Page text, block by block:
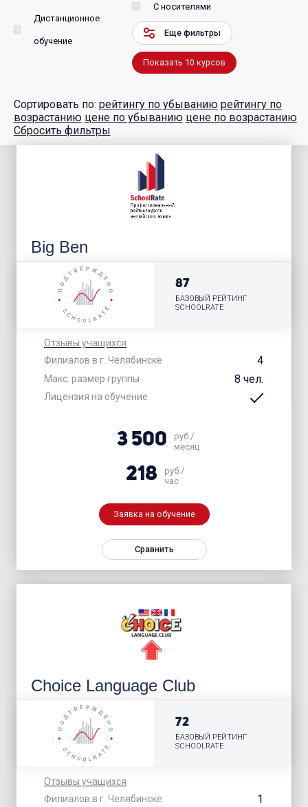
Дистанционное
обучение
С носителями
Еще фильтры
Показать 10 курсов
Сортировать по: рейтингу по убыванию рейтингу по
возрастанию цене по убыванию цене по возрастанию
Сбросить фильтры
Big Ben
Отзывы учащихся
Филиалов в г. Челябинске
4
Макс. размер группы 8 чел.
Лицензия на обучение
87
БАЗОВЫЙ РЕЙТИНГ
SCHOOLRATE
3 500
руб./
месяц
218
руб./
час
Заявка на обучение
Сравнить
Choice Language Club
Отзывы учащихся
Филиалов в г. Челябинске
1
72
БАЗОВЫЙ РЕЙТИНГ
SCHOOLRATE